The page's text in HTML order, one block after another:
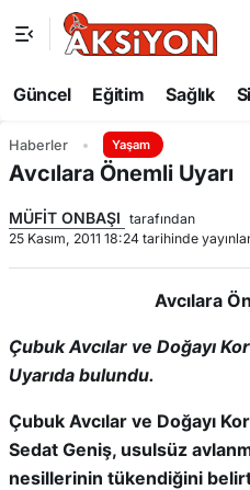
Güncel Eğitim Sağlık
Haberler Yaşam
Avcılara Önemli Uyarı
MÜFİT ONBAŞI tarafından
25 Kasım, 2011 18:24 tarihinde
Avcılara
Çubuk Avcılar ve Doğayı
Uyarıda bulundu.
Çubuk Avcılar ve Doğayı
Sedat Geniş, usulsüz
nesillerinin tükendiğini